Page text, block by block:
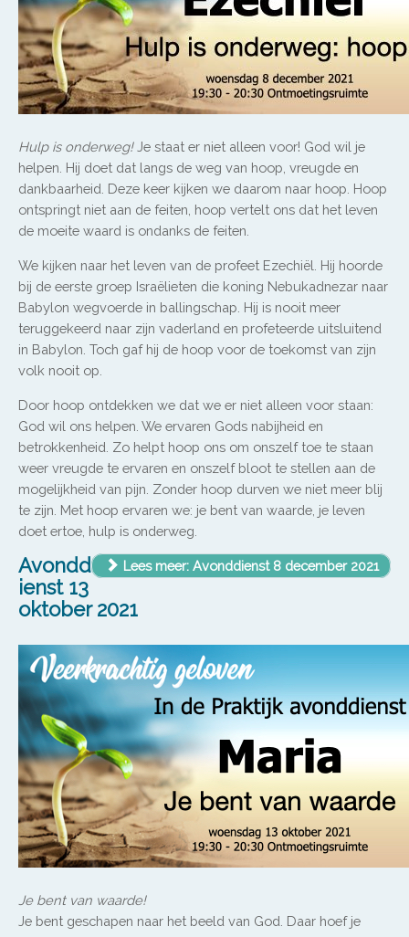
Hulp is onderweg!Je staat er niet alleen voor! God wil je
helpen. Hij doet dat langs de weg van hoop, vreugde en
dankbaarheid. Deze keer kijken we daarom naar hoop. Hoop
ontspringt niet aan de feiten, hoop vertelt ons dat het leven
de moeite waard is ondanks de feiten.
We kijken naar het leven van de profeet Ezechiël. Hij hoorde
bij de eerste groep Israëlieten die koning Nebukadnezar naar
Babylon wegvoerde in ballingschap. Hij is nooit meer
teruggekeerd naar zijn vaderland en profeteerde uitsluitend
in Babylon. Toch gaf hij de hoop voor de toekomst van zijn
volk nooit op.
Door hoop ontdekken we dat we er niet alleen voor staan:
God wil ons helpen. We ervaren Gods nabijheid en
betrokkenheid. Zo helpt hoop ons om onszelf toe te staan
weer vreugde te ervaren en onszelf bloot te stellen aan de
mogelijkheid van pijn. Zonder hoop durven we niet meer blij
te zijn. Met hoop ervaren we: je bent van waarde, je leven
doet ertoe, hulp is onderweg.
Lees meer: Avonddienst 8 december 2021
Avondd
ienst 13
oktober 2021
Je bent van waarde!
Je bent geschapen naar het beeld van God. Daar hoef je